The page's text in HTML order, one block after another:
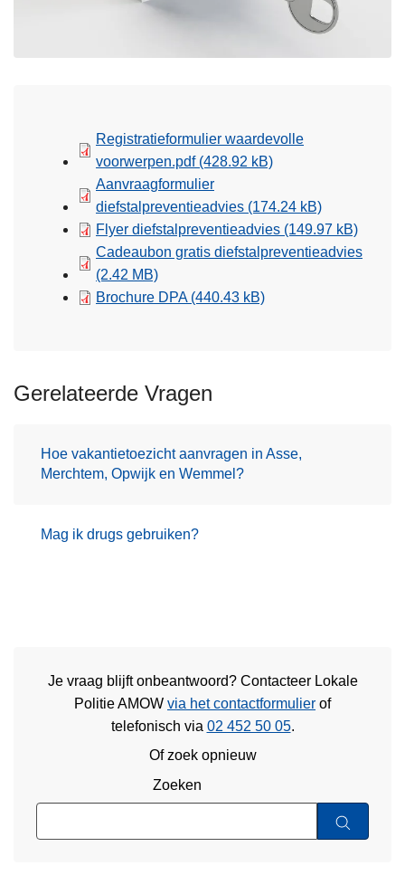
Registratieformulier waardevolle
voorwerpen.pdf (428.92 kB)
Aanvraagformulier
diefstalpreventieadvies (174.24 kB)
Flyer diefstalpreventieadvies (149.97 kB)
Cadeaubon gratis diefstalpreventieadvies
(2.42 MB)
Brochure DPA (440.43 kB)
Gerelateerde Vragen
Hoe vakantietoezicht aanvragen in Asse,
Merchtem, Opwijk en Wemmel?
Mag ik drugs gebruiken?
Je vraag blijft onbeantwoord? Contacteer Lokale
Politie AMOW via het contactformulier of
telefonisch via 02 452 50 05.
Of zoek opnieuw
Zoeken